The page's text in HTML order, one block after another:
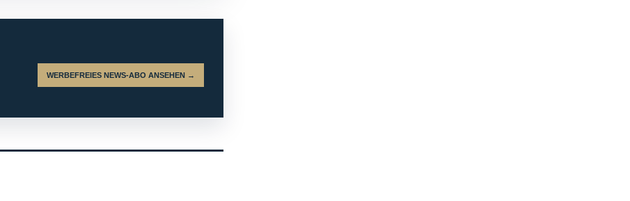
WERBEFREIES NEWS-ABO ANSEHEN →